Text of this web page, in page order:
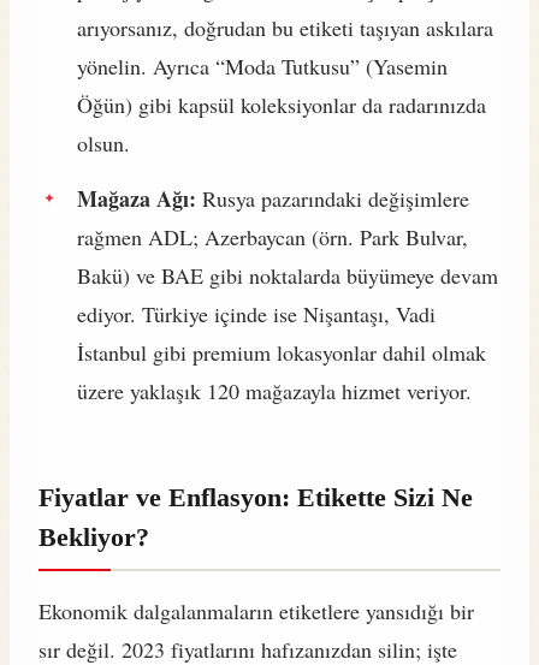
arıyorsanız, doğrudan bu etiketi taşıyan askılara
yönelin. Ayrıca “Moda Tutkusu” (Yasemin
Öğün) gibi kapsül koleksiyonlar da radarınızda
olsun.
Mağaza Ağı: Rusya pazarındaki değişimlere
rağmen ADL; Azerbaycan (örn. Park Bulvar,
Bakü) ve BAE gibi noktalarda büyümeye devam
ediyor. Türkiye içinde ise Nişantaşı, Vadi
İstanbul gibi premium lokasyonlar dahil olmak
üzere yaklaşık 120 mağazayla hizmet veriyor.
Fiyatlar ve Enflasyon: Etikette Sizi Ne
Bekliyor?
Ekonomik dalgalanmaların etiketlere yansıdığı bir
sır değil. 2023 fiyatlarını hafızanızdan silin; işte